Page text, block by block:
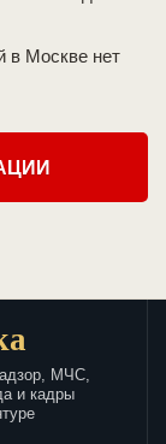
в Москве нет
МЧС,
и кадры